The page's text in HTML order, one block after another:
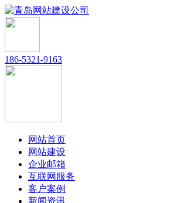
186-5321-9163
网站首页
网站建设
企业邮箱
互联网服务
客户案例
新闻资讯